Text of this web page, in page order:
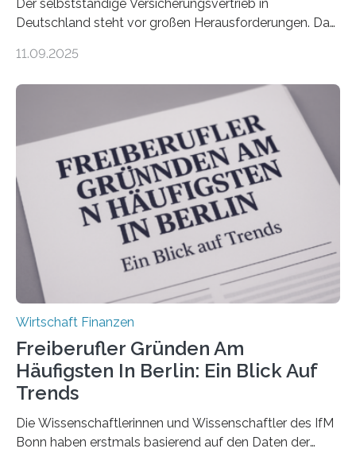
Der selbstständige Versicherungsvertrieb in
Deutschland steht vor großen Herausforderungen. Das
Dr. Matthias Beenken und Prof. Dr. Lukas Linnenbrink
Bundesverbands Deutscher Versicherungskaufleute e.V.
durchgeführt haben. Die Studie basiert auf den
Antworten von 1.440 selbstständigen
Versicherungsvertreter*innen und -makler*innen. Ein
Ergebnis: Deutlich mehr als die Hälfte der Befragten ist
über 50 Jahre alt und wird in den nächsten Jahren eine
Nachfolgeregelung benötigen. Aber nur ein Drittel hat
bereits Regelungen…
11.09.2025
Wirtschaft Finanzen
Freiberufler Gründen Am
Häufigsten In Berlin: Ein Blick Auf
Trends
Die Wissenschaftlerinnen und Wissenschaftler des IfM
Bonn haben erstmals basierend auf den Daten der